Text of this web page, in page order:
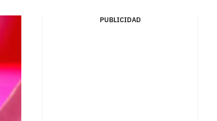
PUBLICIDAD